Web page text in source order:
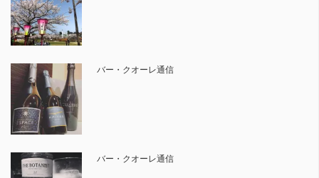
バー・クオーレ通信
バー・クオーレ通信